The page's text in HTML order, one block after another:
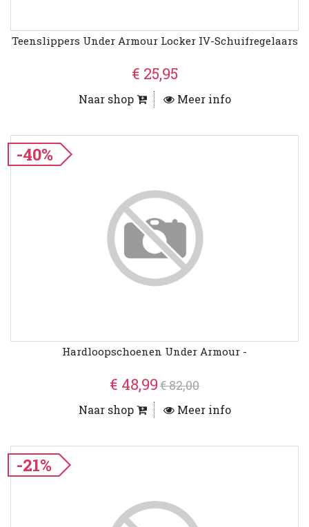
Teenslippers Under Armour Locker IV-Schuifregelaars
€ 25,95
Naar shop Meer info
-40%
Hardloopschoenen Under Armour -
€ 48,99€ 82,00
Naar shop Meer info
-21%